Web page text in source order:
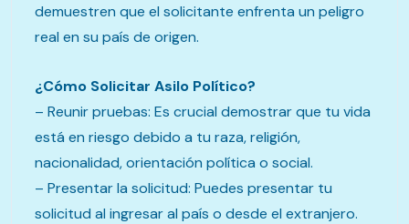
demuestren que el solicitante enfrenta un peligro
real en su país de origen.
¿Cómo Solicitar Asilo Político?
– Reunir pruebas: Es crucial demostrar que tu vida
está en riesgo debido a tu raza, religión,
nacionalidad, orientación política o social.
– Presentar la solicitud: Puedes presentar tu
solicitud al ingresar al país o desde el extranjero.